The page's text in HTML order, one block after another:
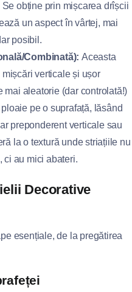
Se obține prin mișcarea drîșcii
un aspect în vârtej, mai
posibil.
Combinată): Aceasta
verticale și ușor
aleatorie (dar controlată!)
pe o suprafață, lăsând
preponderent verticale sau
la o textură unde striațiile nu
ci au mici abateri.
Decorative
esențiale, de la pregătirea